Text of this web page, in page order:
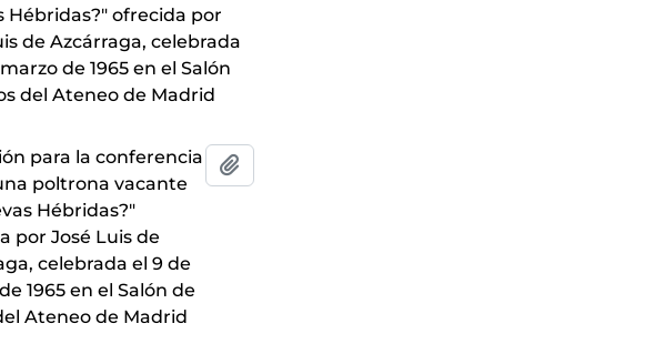
Hébridas?" ofrecida por
de Azcárraga, celebrada
de 1965 en el Salón
del Ateneo de Madrid
para la conferencia
poltrona vacante
Hébridas?"
por José Luis de
celebrada el 9 de
1965 en el Salón de
Ateneo de Madrid
Añadir al portapapeles